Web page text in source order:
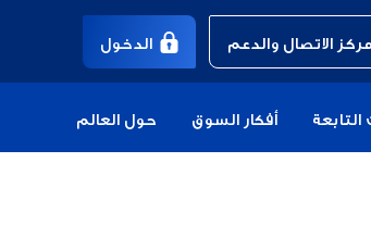
مركز الاتصال والدعم الدخول
أفكار السوق حول العالم